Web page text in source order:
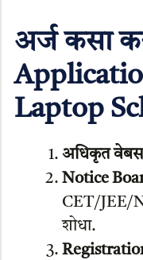
अर्ज कसा
Laptop
अधिकृत
Notice
CET/JEE/
शोधा.